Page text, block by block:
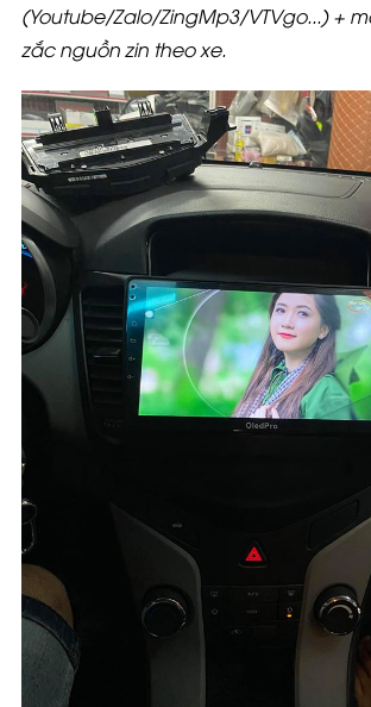
(Youtube/Zalo/ZingMp3/VTVgo...) +
zắc nguồn zin theo xe.